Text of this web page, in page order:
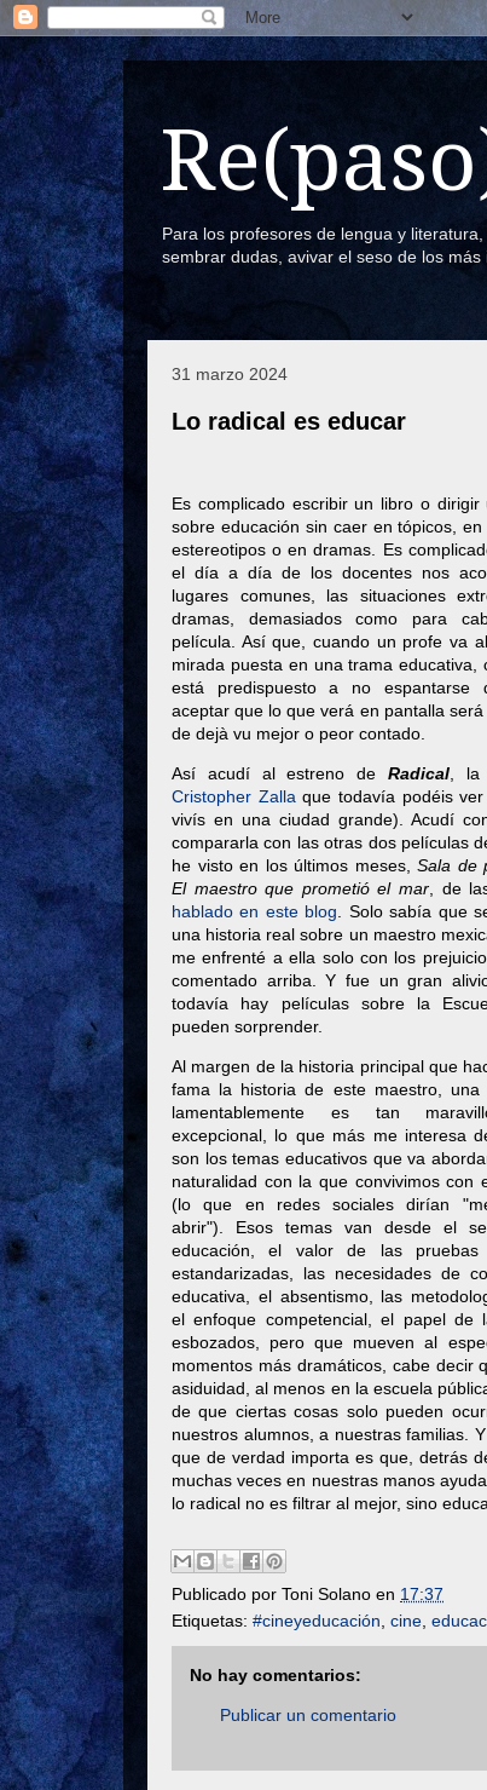
Para los profesores de lengua y
sembrar dudas, avivar el seso de los más
31 marzo 2024
Lo radical es educar
Es complicado escribir un libro o dirigir
sobre educación sin caer en tópicos, en
estereotipos o en dramas. Es
el día a día de los docentes nos
lugares comunes, las situaciones
dramas, demasiados como para
película. Así que, cuando un profe va
mirada puesta en una trama educativa,
está predispuesto a no espantarse
aceptar que lo que verá en pantalla
de dejà vu mejor o peor contado.
Así acudí al estreno de Radical, la
Cristopher Zallaque todavía podéis
vivís en una ciudad grande). Acudí
compararla con las otras dos películas
he visto en los últimos meses,Sala de
El maestro que prometió el mar , de
hablado en este blog . Solo sabía que
una historia real sobre un maestro
me enfrenté a ella solo con los
comentado arriba. Y fue un gran
todavía hay películas sobre la
pueden sorprender.
Al margen de la historia principal que
fama la historia de este maestro, una
lamentablemente es tan
excepcional, lo que más me interesa
son los temas educativos que va
naturalidad con la que convivimos con
(lo que en redes sociales dirían
abrir"). Esos temas van desde el
educación, el valor de las pruebas
estandarizadas, las necesidades de
educativa, el absentismo, las
el enfoque competencial, el papel de
esbozados, pero que mueven al
momentos más dramáticos, cabe decir
asiduidad, al menos en la escuela
de que ciertas cosas solo pueden
nuestros alumnos, a nuestras familias.
que de verdad importa es que, detrás
muchas veces en nuestras manos
lo radical no es filtrar al mejor, sino
Publicado por Toni Solano en 17:37
Etiquetas: #cineyeducación cine
No hay comentarios:
Publicar un comentario